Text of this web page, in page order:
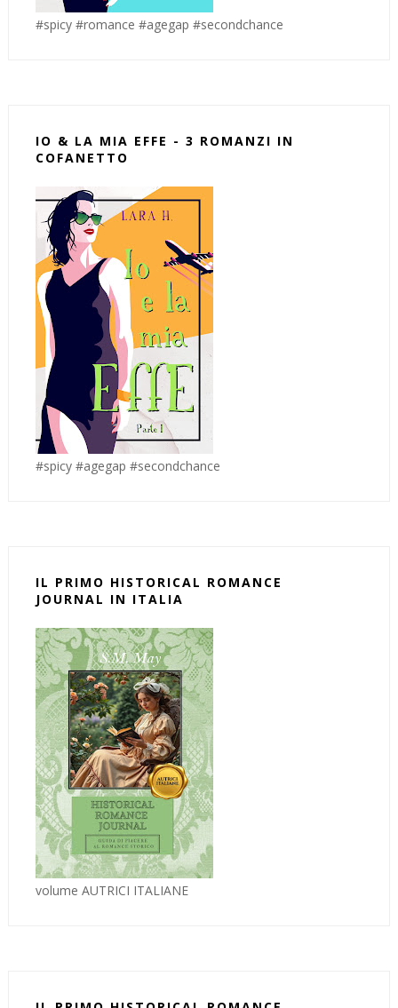
#spicy #romance #agegap #secondchance
IO & LA MIA EFFE - 3 ROMANZI IN
COFANETTO
#spicy #agegap #secondchance
IL PRIMO HISTORICAL ROMANCE
JOURNAL IN ITALIA
volume AUTRICI ITALIANE